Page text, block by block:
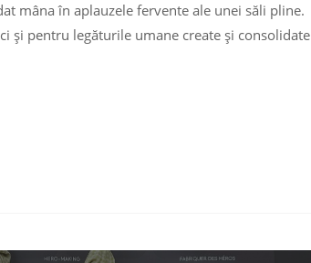
mâna în aplauzele fervente ale unei săli pline.
și pentru legăturile umane create și consolidate